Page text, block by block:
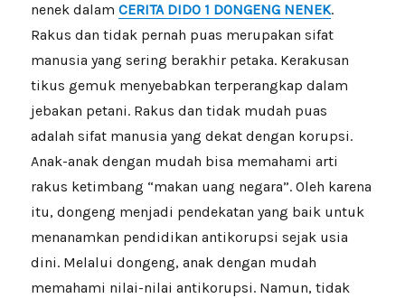
nenek dalamCERITA DIDO 1 DONGENG NENEK.
Rakus dan tidak pernah puas merupakan sifat
manusia yang sering berakhir petaka. Kerakusan
tikus gemuk menyebabkan terperangkap dalam
jebakan petani. Rakus dan tidak mudah puas
adalah sifat manusia yang dekat dengan korupsi.
Anak-anak dengan mudah bisa memahami arti
rakus ketimbang “makan uang negara”. Oleh karena
itu, dongeng menjadi pendekatan yang baik untuk
menanamkan pendidikan antikorupsi sejak usia
dini. Melalui dongeng, anak dengan mudah
memahami nilai-nilai antikorupsi. Namun, tidak